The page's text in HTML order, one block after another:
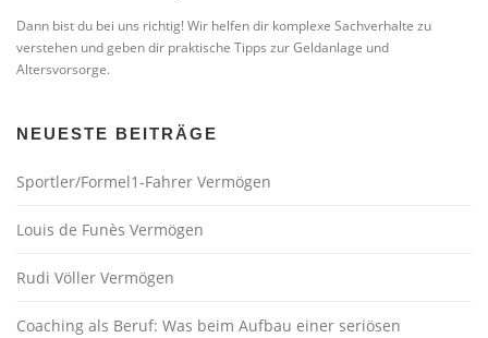
Dann bist du bei uns richtig! Wir helfen dir komplexe Sachverhalte zu
verstehen und geben dir praktische Tipps zur Geldanlage und
Altersvorsorge.
NEUESTE BEITRÄGE
Sportler/Formel1-Fahrer Vermögen
Louis de Funès Vermögen
Rudi Völler Vermögen
Coaching als Beruf: Was beim Aufbau einer seriösen